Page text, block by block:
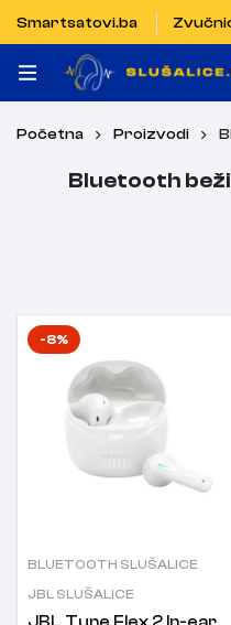
Smartsatovi.ba
Naručiti možete i porukom
Početna Proizvodi
Bluetooth
-8%
BLUETOOTH SLUŠALICE
JBL SLUŠALICE